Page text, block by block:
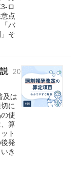
ロ
点
バ
そ
20
及は
に
使
算
ト
発
き